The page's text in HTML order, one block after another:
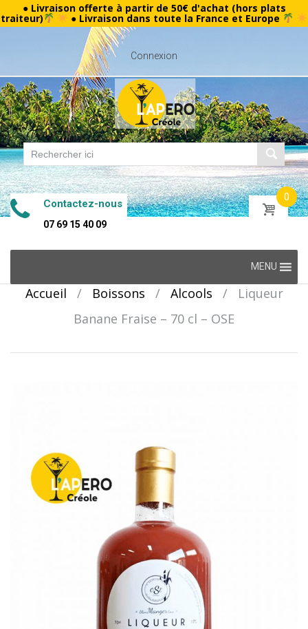
● Livraison offerte à partir de 50€ d'achat (hors plats
traiteur) ● Livraison dans toute la France et Europe
Connexion
Contactez-nous
07 69 15 40 09
0
content
MENU
Accueil / Boissons / Alcools /
Liqueur
Banane Fraise – 70 cl – OSE